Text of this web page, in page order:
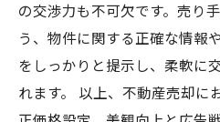
の交渉力も不可欠です。売り
う、物件に関する正確な情報
をしっかりと提示し、柔軟に
れます。 以上、不動産売却に